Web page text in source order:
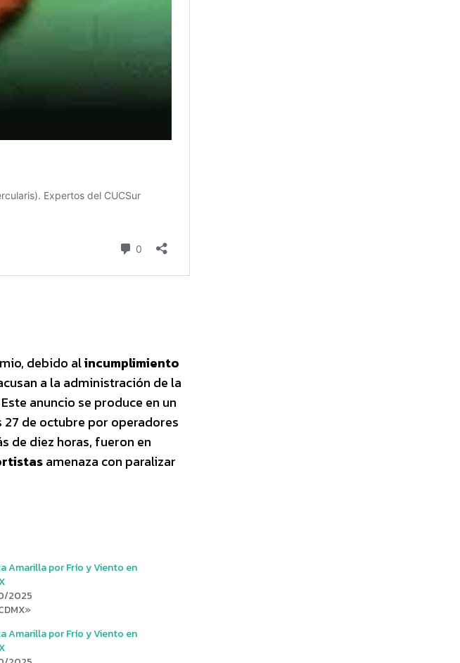
debido alincumplimiento
a la administración de la
anuncio se produce en un
de octubre por operadores
de diez horas, fueron en
amenaza con paralizar
Amarilla por Frío y Viento en
2025
Amarilla por Frío y Viento en